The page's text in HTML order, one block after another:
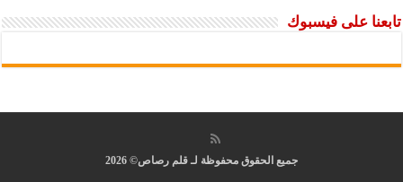
تابعنا على فيسبوك
جميع الحقوق محفوظة لـ قلم رصاص© 2026